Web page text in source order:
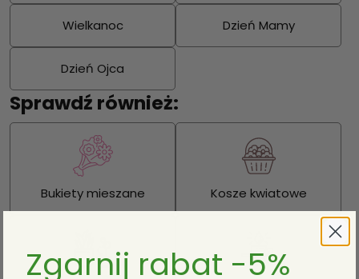
Wielkanoc Dzień Mamy
Dzień Ojca
Sprawdź również:
Bukiety mieszane Kosze kwiatowe
Zgarnij rabat -5%